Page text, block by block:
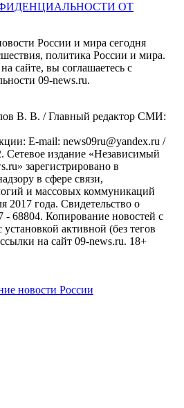
ОТ
России и мира сегодня
политика России и мира.
сайте, вы соглашаетесь с
09-news.ru.
B. B. / Главный редактор СМИ:
E-mail: news09ru@yandex.ru /
Сетевое издание «Независимый
зарегистрировано в
в сфере связи,
и массовых коммуникаций
2017 года. Свидетельство о
68804. Копирование новостей с
установкой активной (без тегов
на сайт 09-news.ru. 18+